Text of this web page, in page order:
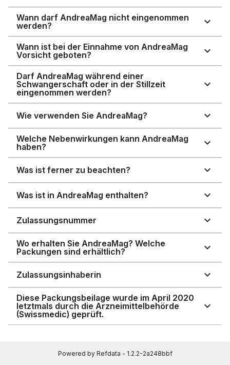
Wann darf AndreaMag nicht eingenommen
werden?
Wann ist bei der Einnahme von AndreaMag
Vorsicht geboten?
Darf AndreaMag während einer
Schwangerschaft oder in der Stillzeit
eingenommen werden?
Wie verwenden Sie AndreaMag?
Welche Nebenwirkungen kann AndreaMag
haben?
Was ist ferner zu beachten?
Was ist in AndreaMag enthalten?
Zulassungsnummer
Wo erhalten Sie AndreaMag? Welche
Packungen sind erhältlich?
Zulassungsinhaberin
Diese Packungsbeilage wurde im April 2020
letztmals durch die Arzneimittelbehörde
(Swissmedic) geprüft.
Powered by Refdata - 1.2.2-2a248bbf